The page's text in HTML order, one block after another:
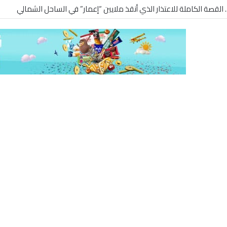
القصة الكاملة للاعتذار الذي أنقذ ملايين “إعمار” في الساحل الشمالي